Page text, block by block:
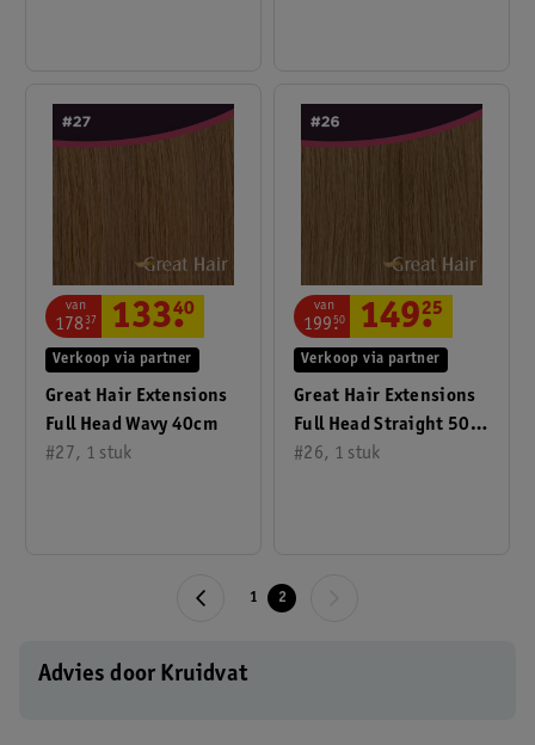
Great Hair Extensions
Full Head Wavy 40cm
#27, 1 stuk
Verkoop via partner
van
178.
37 133.
40
Great Hair Extensions
Full Head Straight 50
Cm
#26, 1 stuk
Verkoop via partner
van
199.
50 149.
25
1 2
Advies door Kruidvat